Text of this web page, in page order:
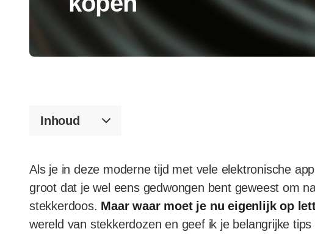
Inhoud
Als je in deze moderne tijd met vele elektronische
groot dat je wel eens gedwongen bent geweest om
stekkerdoos. Maar waar moet je nu eigenlijk op
wereld van stekkerdozen en geef ik je belangrijke